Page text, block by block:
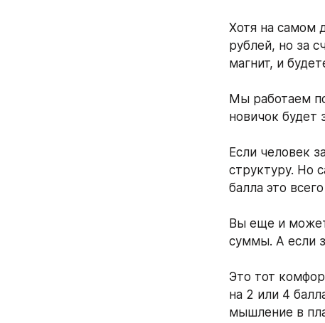
Хотя на самом
рублей, но за
магнит, и
Мы работаем
новичок будет
Если человек
структуру. Но
балла это
Вы еще и
суммы. А если
Это тот
на 2 или 4
мышление в